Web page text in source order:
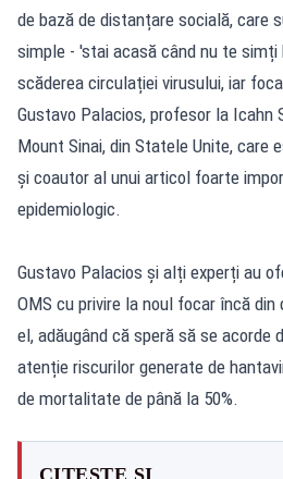
de bază de distanțare socială, care
simple - 'stai acasă când nu te simți
scăderea circulației virusului, iar
Gustavo Palacios, profesor la Icahn
Mount Sinai, din Statele Unite, care
și coautor al unui articol foarte
epidemiologic.
Gustavo Palacios și alți experți au
OMS cu privire la noul focar încă
el, adăugând că speră să se acorde
atenție riscurilor generate de
de mortalitate de până la 50%.
CITEȘTE ȘI